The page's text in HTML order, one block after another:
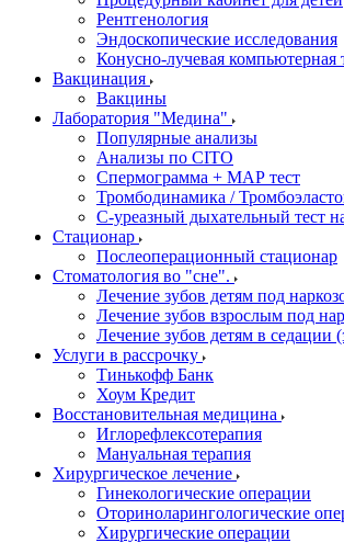
Рентгенология
Эндоскопические исследования
Конусно-лучевая
Вакцинация
Вакцины
Лаборатория "Медина"
Популярные анализы
Анализы по CITO
Спермограмма + МАР тест
Тромбодинамика /
С-уреазный дыхательный тест
Стационар
Послеоперационный стационар
Стоматология во "сне".
Лечение зубов детям под
Лечение зубов взрослым под
Лечение зубов детям в седации
Услуги в рассрочку
Тинькофф Банк
Хоум Кредит
Восстановительная медицина
Иглорефлексотерапия
Мануальная терапия
Хирургическое лечение
Гинекологические операции
Оториноларингологические
Хирургические операции